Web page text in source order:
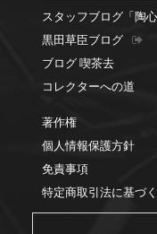
スタッフブログ「陶心
黒田草臣ブログ
ブログ 喫茶去
コレクターへの道
著作権
個人情報保護方針
免責事項
特定商取引法に基づ